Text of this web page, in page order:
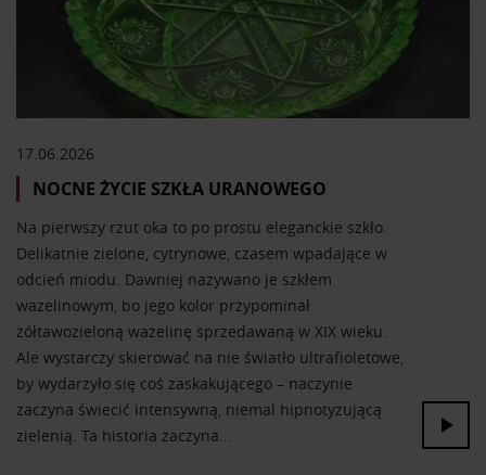
17.06.2026
NOCNE ŻYCIE SZKŁA URANOWEGO
Na pierwszy rzut oka to po prostu eleganckie szkło.
Delikatnie zielone, cytrynowe, czasem wpadające w
odcień miodu. Dawniej nazywano je szkłem
wazelinowym, bo jego kolor przypominał
żółtawozieloną wazelinę sprzedawaną w XIX wieku.
Ale wystarczy skierować na nie światło ultrafioletowe,
by wydarzyło się coś zaskakującego – naczynie
zaczyna świecić intensywną, niemal hipnotyzującą
zielenią. Ta historia zaczyna…